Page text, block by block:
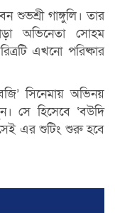
গাঙ্গুলি। তার
অভিনেতা সোহম
এখনো পরিষ্কার
সিনেমায় অভিনয়
সে হিসেবে ‘বউদি
এর শুটিং শুরু হবে